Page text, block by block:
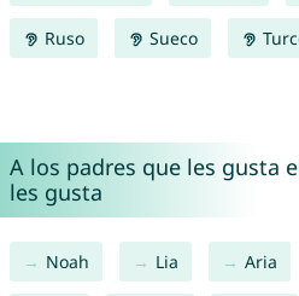
Ruso Sueco
A los padres que les gusta
les gusta
Noah Lia Aria